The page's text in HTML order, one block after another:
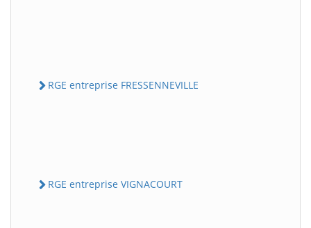
RGE entreprise FRESSENNEVILLE
RGE entreprise VIGNACOURT